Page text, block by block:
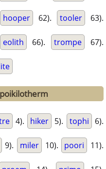
hooper 62). tooler 63).
eolith 66). trompe 67).
4). hiker 5). tophi 6).
9). miler 10). poori 11).